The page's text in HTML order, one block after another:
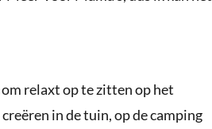
relaxt op te zitten op het
in de tuin, op de camping